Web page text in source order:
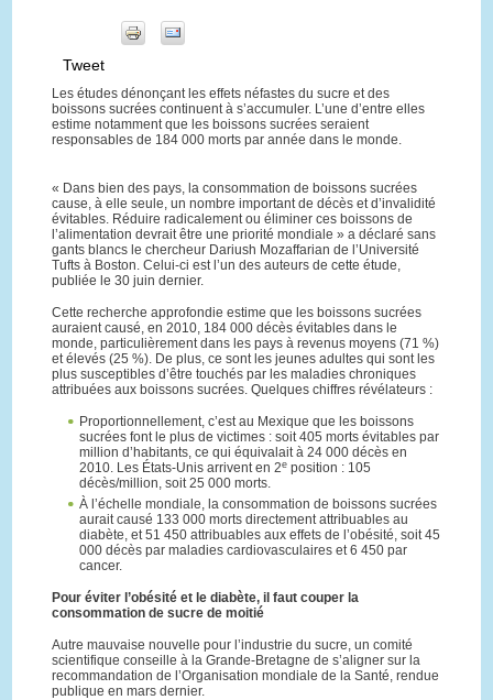
Tweet
Les études dénonçant les effets néfastes du sucre et des
boissons sucrées continuent à s’accumuler. L’une d’entre elles
estime notamment que les boissons sucrées seraient
responsables de 184 000 morts par année dans le monde.
« Dans bien des pays, la consommation de boissons sucrées
cause, à elle seule, un nombre important de décès et d’invalidité
évitables. Réduire radicalement ou éliminer ces boissons de
l’alimentation devrait être une priorité mondiale » a déclaré sans
gants blancs le chercheur Dariush Mozaffarian de l’Université
Tufts à Boston. Celui-ci est l’un des auteurs de cette étude,
publiée le 30 juin dernier.
Cette recherche approfondie estime que les boissons sucrées
auraient causé, en 2010, 184 000 décès évitables dans le
monde, particulièrement dans les pays à revenus moyens (71 %)
et élevés (25 %). De plus, ce sont les jeunes adultes qui sont les
plus susceptibles d’être touchés par les maladies chroniques
attribuées aux boissons sucrées. Quelques chiffres révélateurs :
Proportionnellement, c’est au Mexique que les boissons
sucrées font le plus de victimes : soit 405 morts évitables par
million d’habitants, ce qui équivalait à 24 000 décès en
2010. Les États-Unis arrivent en 2eposition : 105
décès/million, soit 25 000 morts.
À l’échelle mondiale, la consommation de boissons sucrées
aurait causé 133 000 morts directement attribuables au
diabète, et 51 450 attribuables aux effets de l’obésité, soit 45
000 décès par maladies cardiovasculaires et 6 450 par
cancer.
Pour éviter l’obésité et le diabète, il faut couper la
consommation de sucre de moitié
Autre mauvaise nouvelle pour l’industrie du sucre, un comité
scientifique conseille à la Grande-Bretagne de s’aligner sur la
recommandation de l’Organisation mondiale de la Santé, rendue
publique en mars dernier.